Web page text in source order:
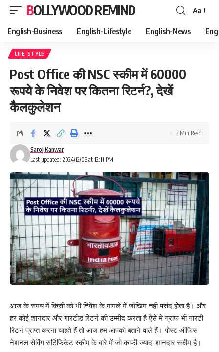
BOLLYWOOD REMIND
Font
Resizer
Aa
English-Business English-Lifestyle English-News
LIFE STYLE
Post Office की NSC स्कीम में 60000
रूपये के निवेश पर कितना रिटर्न?, देखें
कैलकुलेशन
Last updated: 2024/12/03 at 12:11 PM
Saroj Kanwar
3 Min Read
आज के समय में किसी को भी निवेश के मामले में जोखिम नहीं पसंद होता है। और
हर कोई शानदार और गारंटीड रिटर्न की उम्मीद करता है ऐसे में ग्राफ भी गारंटी
रिटर्न प्राप्त करना चाहते हैं तो आज हम आपको बताने वाले हैं। पोस्ट ऑफिस
नेशनल सेविंग सर्टिफिकेट स्कीम के बारे में जो काफी ज्यादा शानदार स्कीम है।